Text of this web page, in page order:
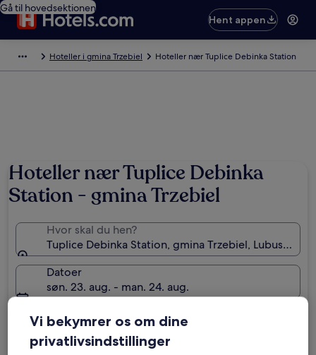
Gå til hovedsektionen
Hent appen
Hoteller i gmina Trzebiel Hoteller nær Tuplice Debinka Station
Hoteller nær Tuplice Debinka
Station - gmina Trzebiel
Hvor skal du hen?
Tuplice Debinka Station, gmina Trzebiel, Lubusz
Datoer
søn. 23. aug. - man. 24. aug.
Gæster
2 rejsende, 1 værelse
Vi bekymrer os om dine
privatlivsindstillinger